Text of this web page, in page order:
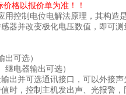
格以报价单为准！！
用控制电位电解法原理，其构造
器并改变极化电压数值，即可测
可选）
电器输出可选）
出并可选通讯接口，可以外接
时，控制主机发出声、光报警